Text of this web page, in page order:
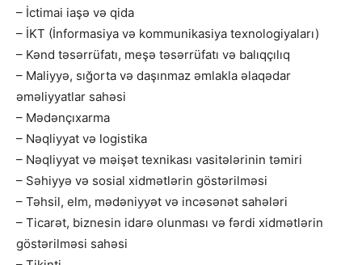
– İctimai iaşə və qida
– İKT (İnformasiya və kommunikasiya texnologiyaları)
– Kənd təsərrüfatı, meşə təsərrüfatı və balıqçılıq
– Maliyyə, sığorta və daşınmaz əmlakla əlaqədar
əməliyyatlar sahəsi
– Mədənçıxarma
– Nəqliyyat və logistika
– Nəqliyyat və məişət texnikası vasitələrinin təmiri
– Səhiyyə və sosial xidmətlərin göstərilməsi
– Təhsil, elm, mədəniyyət və incəsənət sahələri
– Ticarət, biznesin idarə olunması və fərdi xidmətlərin
göstərilməsi sahəsi